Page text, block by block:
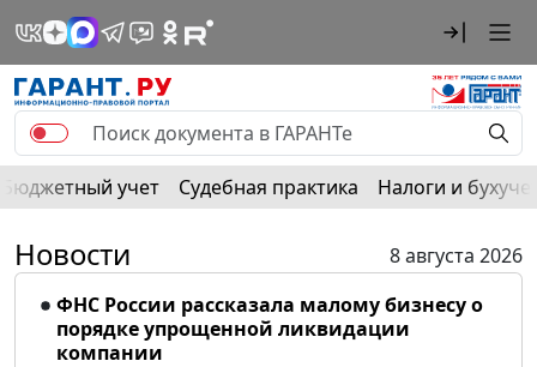
Бюджетный учет Судебная практика Налоги и
Новости
8 августа 2026
ФНС России рассказала малому бизнесу о
порядке упрощенной ликвидации
компании